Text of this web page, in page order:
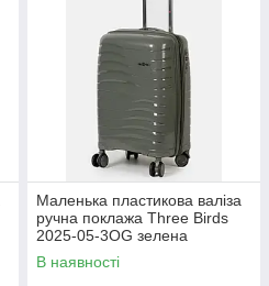
Маленька пластикова валіза
ручна поклажа Three Birds
2025-05-3OG зелена
В наявності